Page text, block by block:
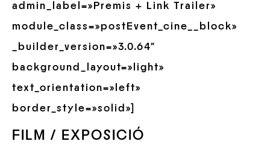
admin_label=»Premis + Link Trailer»
module_class=»postEvent_cine__block»
_builder_version=»3.0.64″
background_layout=»light»
text_orientation=»left»
border_style=»solid»]
FILM / EXPOSICIÓ